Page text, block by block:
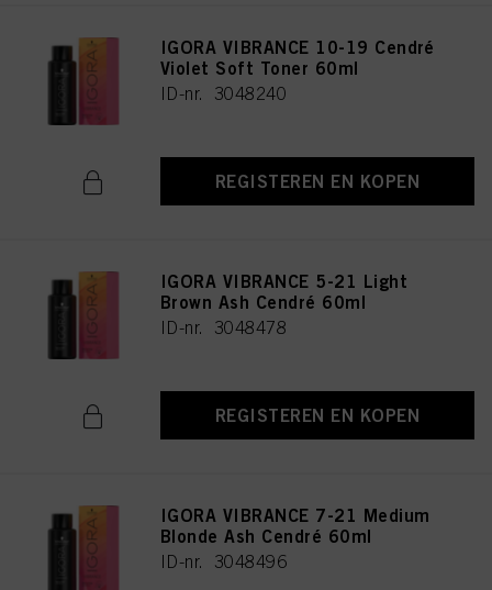
IGORA VIBRANCE 10-19 Cendré
Violet Soft Toner 60ml
ID-nr. 3048240
REGISTEREN EN KOPEN
IGORA VIBRANCE 5-21 Light
Brown Ash Cendré 60ml
ID-nr. 3048478
REGISTEREN EN KOPEN
IGORA VIBRANCE 7-21 Medium
Blonde Ash Cendré 60ml
ID-nr. 3048496